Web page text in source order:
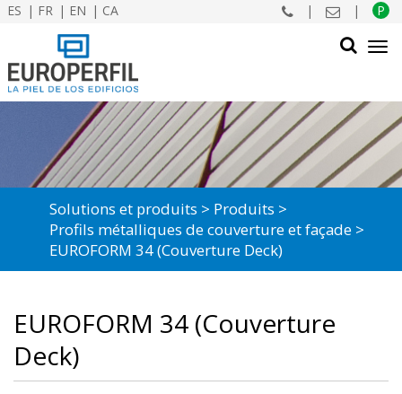
ES FR EN CA | | P
CHERCHER
Solutions et produits
Produits
Profils métalliques de couverture et façade
EUROFORM 34 (Couverture Deck)
EUROFORM 34 (Couverture
Deck)